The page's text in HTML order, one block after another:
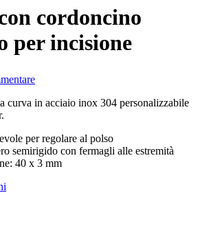
cordoncino
per incisione
curva in acciaio inox 304 personalizzabile
.
per regolare al polso
semirigido con fermagli alle estremità
40 x 3 mm